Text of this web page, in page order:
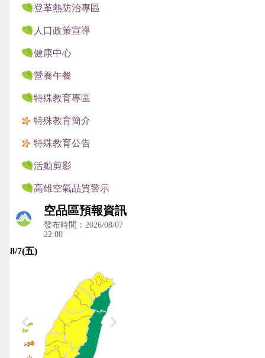
登革熱防治專區
人口政策宣導
健康中心
營養午餐
特殊教育專區
特殊教育簡介
特殊教育公告
活動剪影
高雄空氣品質警示